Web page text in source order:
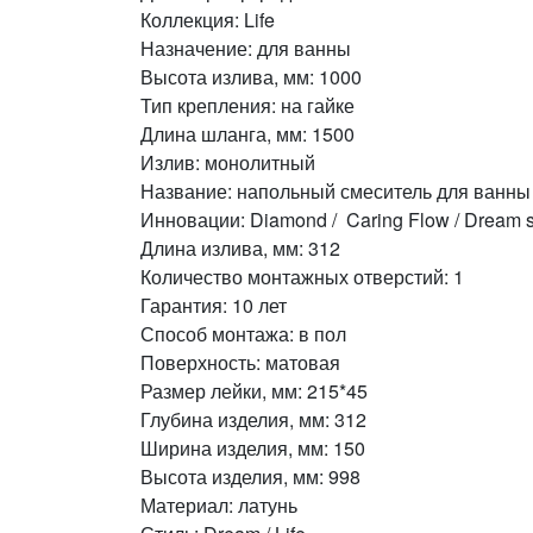
Коллекция: Life
Назначение: для ванны
Высота излива, мм: 1000
Тип крепления: на гайке
Длина шланга, мм: 1500
Излив: монолитный
Название: напольный смеситель для ванны
Инновации: Diamond / Caring Flow / Dream
Длина излива, мм: 312
Количество монтажных отверстий: 1
Гарантия: 10 лет
Способ монтажа: в пол
Поверхность: матовая
Размер лейки, мм: 215*45
Глубина изделия, мм: 312
Ширина изделия, мм: 150
Высота изделия, мм: 998
Материал: латунь